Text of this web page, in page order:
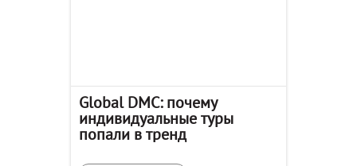
Global DMC: почему
индивидуальные туры
попали в тренд